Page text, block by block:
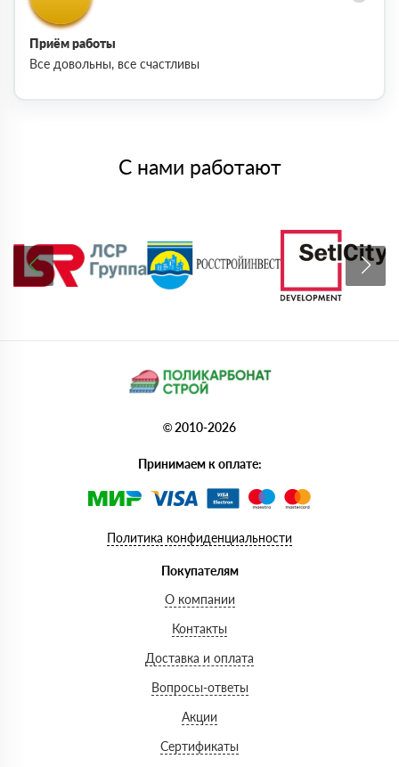
Приём работы
Все довольны, все счастливы
С нами работают
© 2010-2026
Принимаем к оплате:
Политика конфиденциальности
Покупателям
О компании
Контакты
Доставка и оплата
Вопросы-ответы
Акции
Сертификаты